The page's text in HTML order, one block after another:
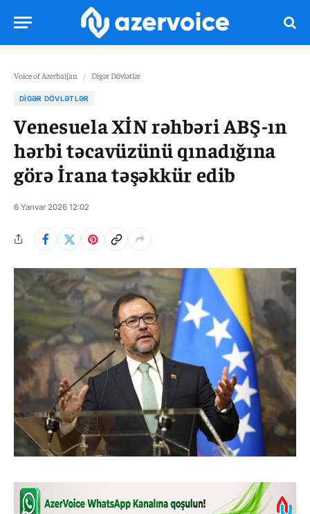
Voice of Azerbaijan / Digər Dövlətlər
DIGƏR DÖVLƏTLƏR
Venesuela XİN rəhbəri ABŞ-ın
hərbi təcavüzünü qınadığına
görə İrana təşəkkür edib
6 Yanvar 2026 12:02